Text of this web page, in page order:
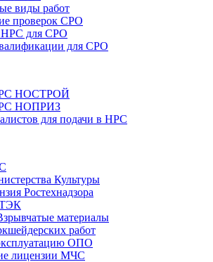
виды работ
проверок СРО
НРС для СРО
для СРО
НОСТРОЙ
НОПРИЗ
для подачи в НРС
Культуры
Ростехнадзора
материалы
работ
ОПО
лицензии МЧС